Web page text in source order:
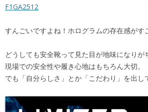
F1GA2512
すんごいですよね！ホログラムの存在感がす
どうしても安全靴って見た目が地味になりが
現場での安全性や履き心地はもちろん大切。
でも「自分らしさ」とか「こだわり」を出し